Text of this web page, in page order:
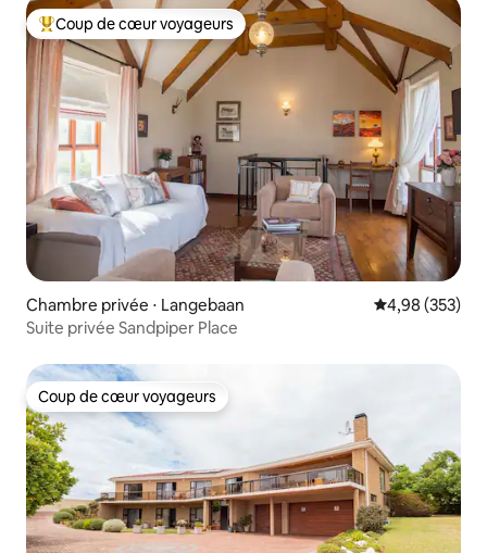
Coups de cœur voyageurs les plus appréciés
Coup de cœur voyageurs
Chambre privée ⋅ Langebaan Évaluation
4,98 (353)
Suite privée Sandpiper Place
Coup de cœur voyageurs
Coup de cœur voyageurs